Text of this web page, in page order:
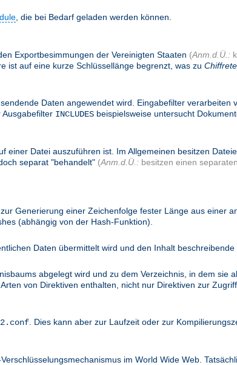
, die bei Bedarf geladen werden können.
Exportbesimmungen der Vereinigten Staaten (Anm.d.Ü.:
ist auf eine kurze Schlüssellänge begrenzt, was zu
Daten angewendet wird. Eingabefilter
INCLUDES beispielsweise untersucht
einer Datei auszuführen ist. Im Allgemeinen besitzen
separat "behandelt" (Anm.d.Ü.: besitzen einen
Generierung einer Zeichenfolge fester Länge aus einer
(abhängig von der Hash-Funktion).
Daten übermittelt wird und den Inhalt
abgelegt wird und zu dem Verzeichnis, in dem sie
von Direktiven enthalten, nicht nur Direktiven zur
. Dies kann aber zur Laufzeit oder zur
im World Wide Web.